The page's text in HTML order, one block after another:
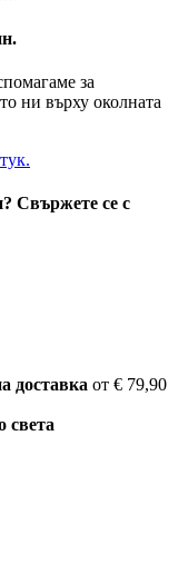
за
ни върху околната
Свържете се с
доставка от € 79,90
света